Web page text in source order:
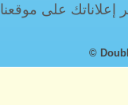
إعلاناتك على موقعنا
©